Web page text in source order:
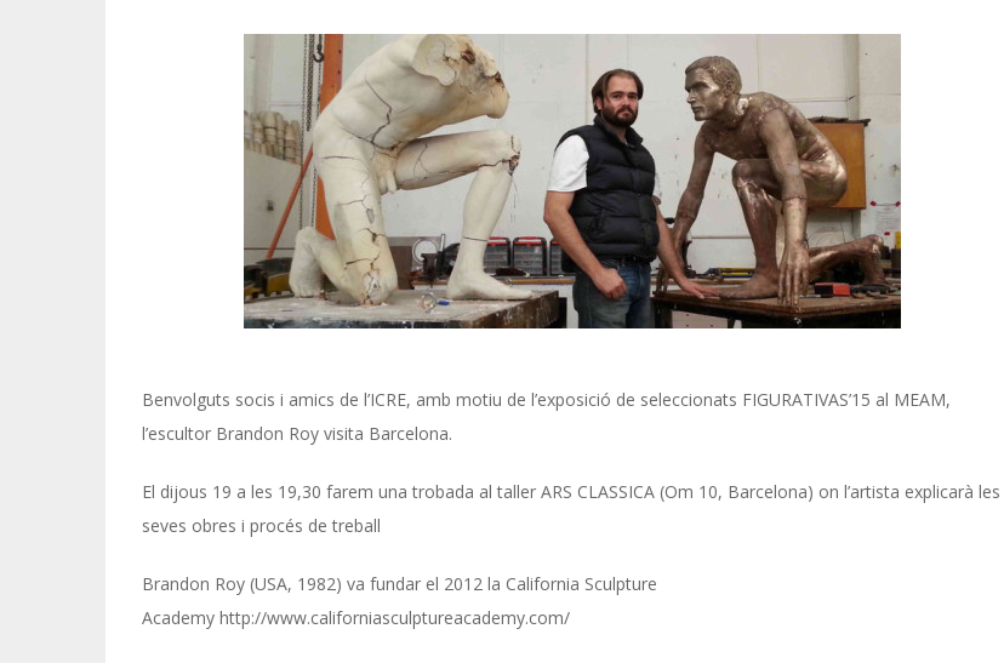
Benvolguts socis i amics de l’ICRE, amb motiu de l’exposició de seleccionats FIGURATIVAS’15 al MEAM,
l’escultor Brandon Roy visita Barcelona.
El dijous 19 a les 19,30 farem una trobada al taller ARS CLASSICA (Om 10, Barcelona) on l’artista explicarà les
seves obres i procés de treball
Brandon Roy (USA, 1982) va fundar el 2012 la California Sculpture
Academy http://www.californiasculptureacademy.com/